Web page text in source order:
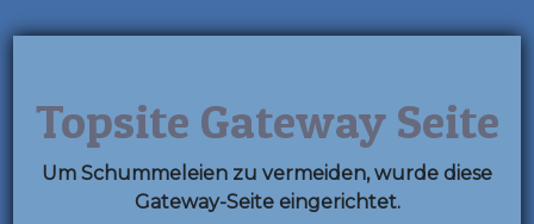
Topsite Gateway Seite
Um Schummeleien zu vermeiden, wurde diese
Gateway-Seite eingerichtet.